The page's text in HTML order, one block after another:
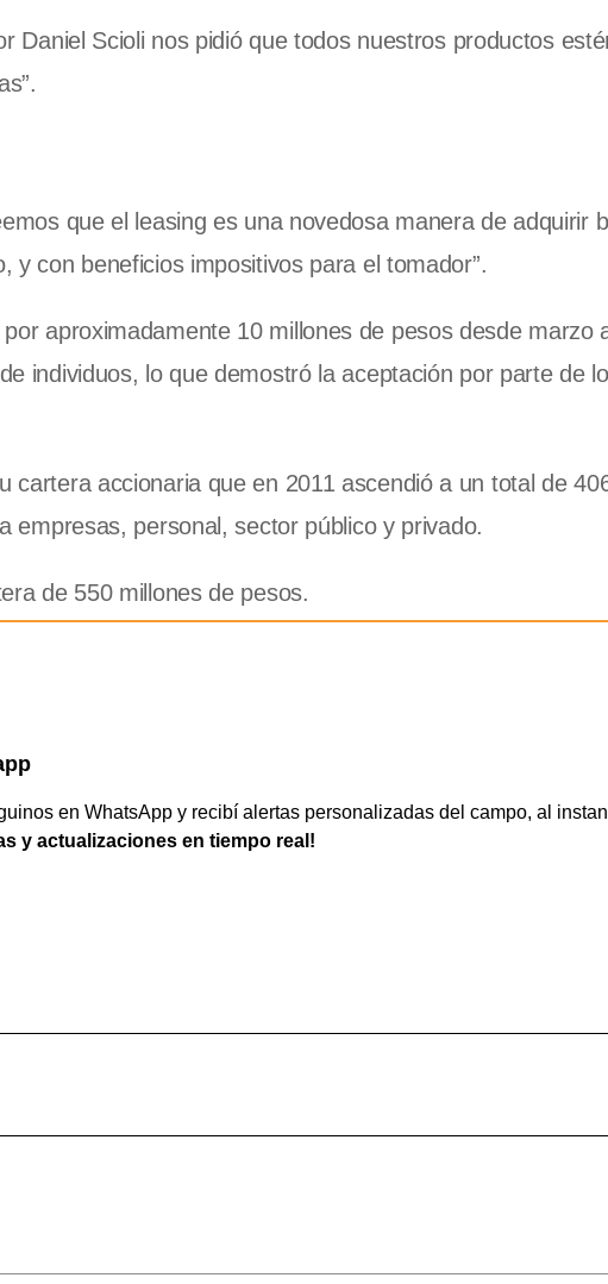
Daniel Scioli nos pidió que todos nuestros productos
que el leasing es una novedosa manera de adquirir
y con beneficios impositivos para el tomador”.
aproximadamente 10 millones de pesos desde marzo
individuos, lo que demostró la aceptación por parte de
cartera accionaria que en 2011 ascendió a un total de
empresas, personal, sector público y privado.
de 550 millones de pesos.
en WhatsApp y recibí alertas personalizadas del campo, al
y actualizaciones en tiempo real!